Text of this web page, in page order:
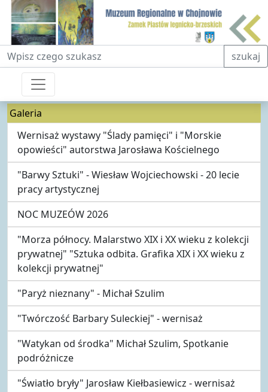
Fraza do wyszukiwania szukaj
Galeria
Wernisaż wystawy "Ślady pamięci" i "Morskie
opowieści" autorstwa Jarosława Kościelnego
"Barwy Sztuki" - Wiesław Wojciechowski - 20 lecie
pracy artystycznej
NOC MUZEÓW 2026
"Morza północy. Malarstwo XIX i XX wieku z kolekcji
prywatnej" "Sztuka odbita. Grafika XIX i XX wieku z
kolekcji prywatnej"
"Paryż nieznany" - Michał Szulim
"Twórczość Barbary Suleckiej" - wernisaż
"Watykan od środka" Michał Szulim, Spotkanie
podróżnicze
"Światło bryły" Jarosław Kiełbasiewicz - wernisaż